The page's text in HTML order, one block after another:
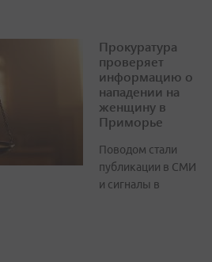
Прокуратура
проверяет
информацию о
нападении на
женщину в
Приморье
Поводом стали
публикации в СМИ
и сигналы в